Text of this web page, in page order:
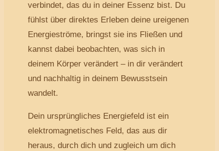
verbindet, das du in deiner Essenz bist. Du
fühlst über direktes Erleben deine ureigenen
Energieströme, bringst sie ins Fließen und
kannst dabei beobachten, was sich in
deinem Körper verändert – in dir verändert
und nachhaltig in deinem Bewusstsein
wandelt.
Dein ursprüngliches Energiefeld ist ein
elektromagnetisches Feld, das aus dir
heraus, durch dich und zugleich um dich